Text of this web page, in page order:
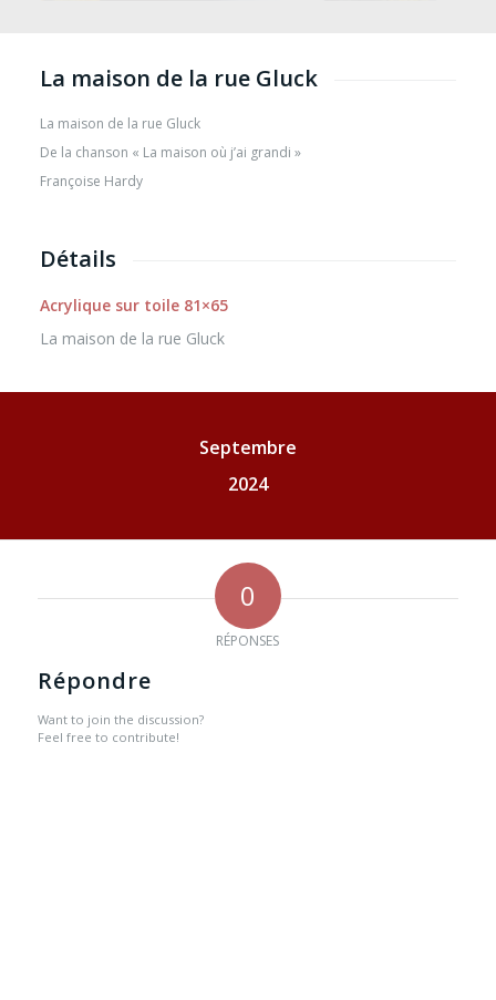
La maison de la rue Gluck
La maison de la rue Gluck
De la chanson « La maison où j’ai grandi »
Françoise Hardy
Détails
Acrylique sur toile 81×65
La maison de la rue Gluck
Septembre
2024
0
RÉPONSES
Répondre
Want to join the discussion?
Feel free to contribute!